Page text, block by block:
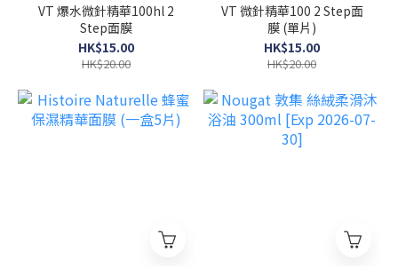
VT 爆水微針精華100hl 2
Step面膜
HK$15.00
HK$20.00
VT 微針精華100 2 Step面
膜 (單片)
HK$15.00
HK$20.00